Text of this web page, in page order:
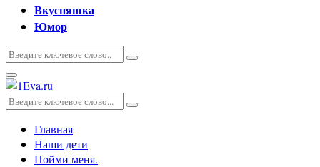
Вкусняшка
Юмор
Искать:
Поиск
Основное
меню
Искать:
Поиск
Главная
Наши дети
Пойми меня.